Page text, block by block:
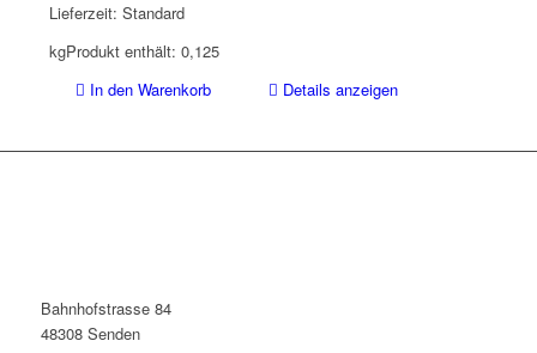
Lieferzeit: Standard
Produkt enthält: 0,125
kg
In den Warenkorb
Details anzeigen
Bahnhofstrasse 84
48308 Senden